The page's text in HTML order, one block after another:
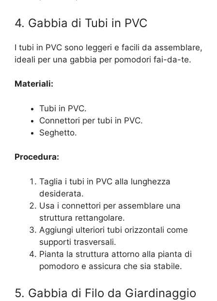
4. Gabbia di Tubi in PVC
I tubi in PVC sono leggeri e facili da assemblare,
ideali per una gabbia per pomodori fai-da-te.
Materiali:
Tubi in PVC.
Connettori per tubi in PVC.
Seghetto.
Procedura:
Taglia i tubi in PVC alla lunghezza
desiderata.
Usa i connettori per assemblare una
struttura rettangolare.
Aggiungi ulteriori tubi orizzontali come
supporti trasversali.
Pianta la struttura attorno alla pianta di
pomodoro e assicura che sia stabile.
5. Gabbia di Filo da Giardinaggio